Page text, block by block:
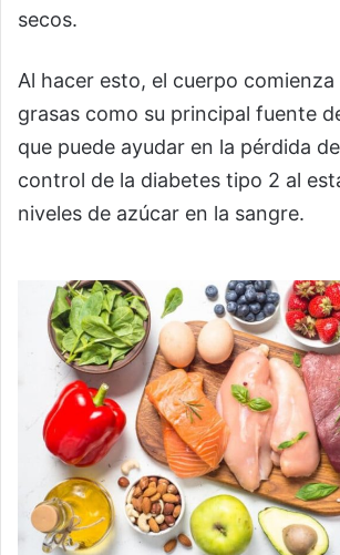
secos.
Al hacer esto, el cuerpo comienza
grasas como su principal fuente
que puede ayudar en la pérdida
control de la diabetes tipo 2 al
niveles de azúcar en la sangre.